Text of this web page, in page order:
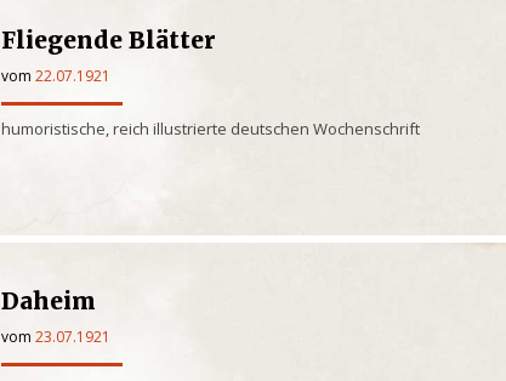
Fliegende Blätter
vom22.07.1921
humoristische, reich illustrierte deutschen Wochenschrift
Daheim
vom23.07.1921